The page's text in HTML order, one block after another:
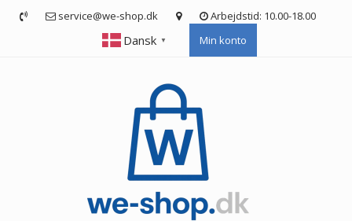
service@we-shop.dk Arbejdstid: 10.00-18.00
Dansk ▼ Min konto